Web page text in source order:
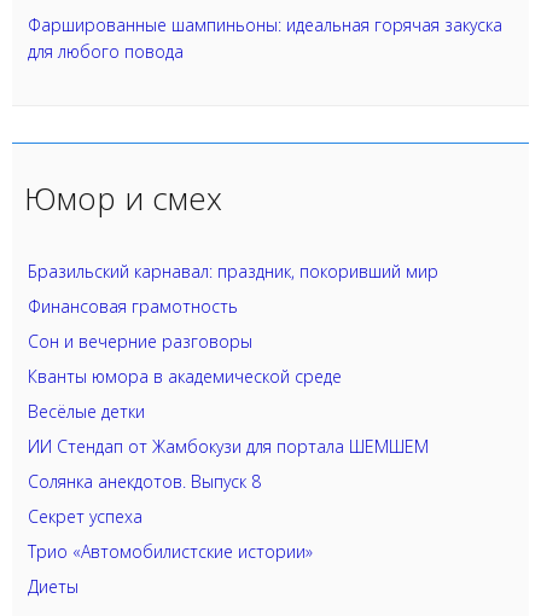
Фаршированные шампиньоны: идеальная горячая закуска
для любого повода
Юмор и смех
Бразильский карнавал: праздник, покоривший мир
Финансовая грамотность
Сон и вечерние разговоры
Кванты юмора в академической среде
Весёлые детки
ИИ Стендап от Жамбокузи для портала ШЕМШЕМ
Солянка анекдотов. Выпуск 8
Секрет успеха
Трио «Автомобилистские истории»
Диеты